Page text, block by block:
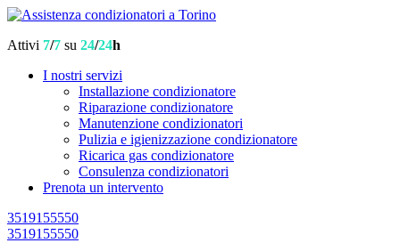
Attivi 7/7 su 24/24h
I nostri servizi
Installazione condizionatore
Riparazione condizionatore
Manutenzione condizionatori
Pulizia e igienizzazione condizionatore
Ricarica gas condizionatore
Consulenza condizionatori
Prenota un intervento
3519155550
3519155550